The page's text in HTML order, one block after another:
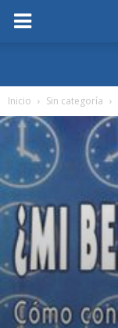
Inicio Sin categoría